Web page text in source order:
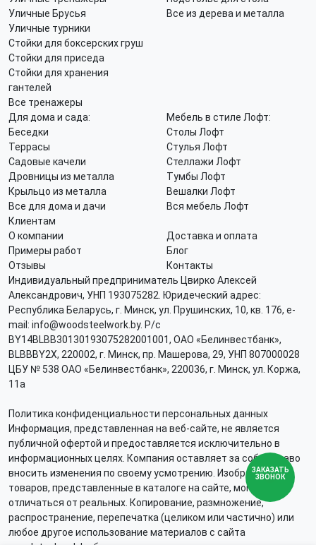
Уличные Брусья
Уличные турники
Стойки для боксерских груш
Стойки для приседа
Стойки для хранения
гантелей
Все тренажеры
Все из дерева и металла
Для дома и сада:
Беседки
Террасы
Садовые качели
Дровницы из металла
Крыльцо из металла
Все для дома и дачи
Мебель в стиле Лофт:
Столы Лофт
Стулья Лофт
Стеллажи Лофт
Тумбы Лофт
Вешалки Лофт
Вся мебель Лофт
Клиентам
О компании
Доставка и оплата
Примеры работ
Блог
Отзывы
Контакты
Индивидуальный предприниматель Цвирко Алексей
Александрович, УНП 193075282. Юридеческий адрес:
Республика Беларусь, г. Минск, ул. Прушинских, 10, кв. 176, e-
mail: info@woodsteelwork.by. Р/с
BY14BLBB30130193075282001001, ОАО «Белинвестбанк»,
BLBBBY2X, 220002, г. Минск, пр. Машерова, 29, УНП 807000028
ЦБУ № 538 ОАО «Белинвестбанк», 220036, г. Минск, ул. Коржа,
11а
Политика конфиденциальности персональных данных
Информация, представленная на веб-сайте, не является
публичной офертой и предоставляется исключительно в
информационных целях. Компания оставляет за собой право
вносить изменения по своему усмотрению. Изображения
товаров, представленные в каталоге на сайте, могут
отличаться от реальных. Копирование, размножение,
распространение, перепечатка (целиком или частично) или
любое другое использование материалов с сайта
ЗАКАЗАТЬ
ЗВОНОК